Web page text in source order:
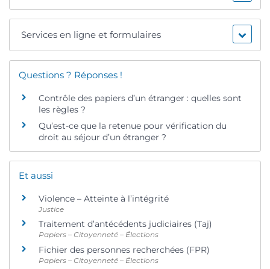
Services en ligne et formulaires
Questions ? Réponses !
Contrôle des papiers d’un étranger : quelles sont
les règles ?
Qu’est-ce que la retenue pour vérification du
droit au séjour d’un étranger ?
Et aussi
Violence – Atteinte à l’intégrité
Justice
Traitement d’antécédents judiciaires (Taj)
Papiers – Citoyenneté – Élections
Fichier des personnes recherchées (FPR)
Papiers – Citoyenneté – Élections